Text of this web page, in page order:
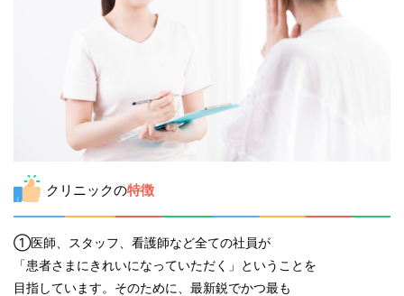
クリニックの特徴
①医師、スタッフ、看護師など全ての社員が
「患者さまにきれいになっていただく」ということを
目指しています。そのために、最新鋭でかつ最も